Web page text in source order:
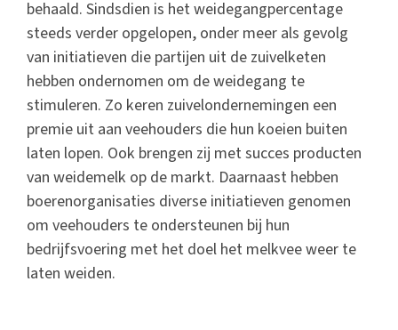
behaald. Sindsdien is het weidegangpercentage
steeds verder opgelopen, onder meer als gevolg
van initiatieven die partijen uit de zuivelketen
hebben ondernomen om de weidegang te
stimuleren. Zo keren zuivelondernemingen een
premie uit aan veehouders die hun koeien buiten
laten lopen. Ook brengen zij met succes producten
van weidemelk op de markt. Daarnaast hebben
boerenorganisaties diverse initiatieven genomen
om veehouders te ondersteunen bij hun
bedrijfsvoering met het doel het melkvee weer te
laten weiden.